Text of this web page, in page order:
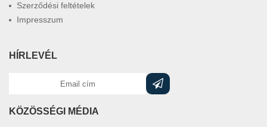
Szerződési feltételek
Impresszum
HÍRLEVÉL
KÖZÖSSÉGI MÉDIA